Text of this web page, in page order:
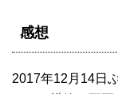
感想
2017年12月14日